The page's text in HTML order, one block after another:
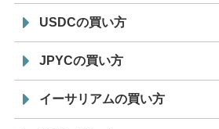
USDCの買い方
JPYCの買い方
イーサリアムの買い方